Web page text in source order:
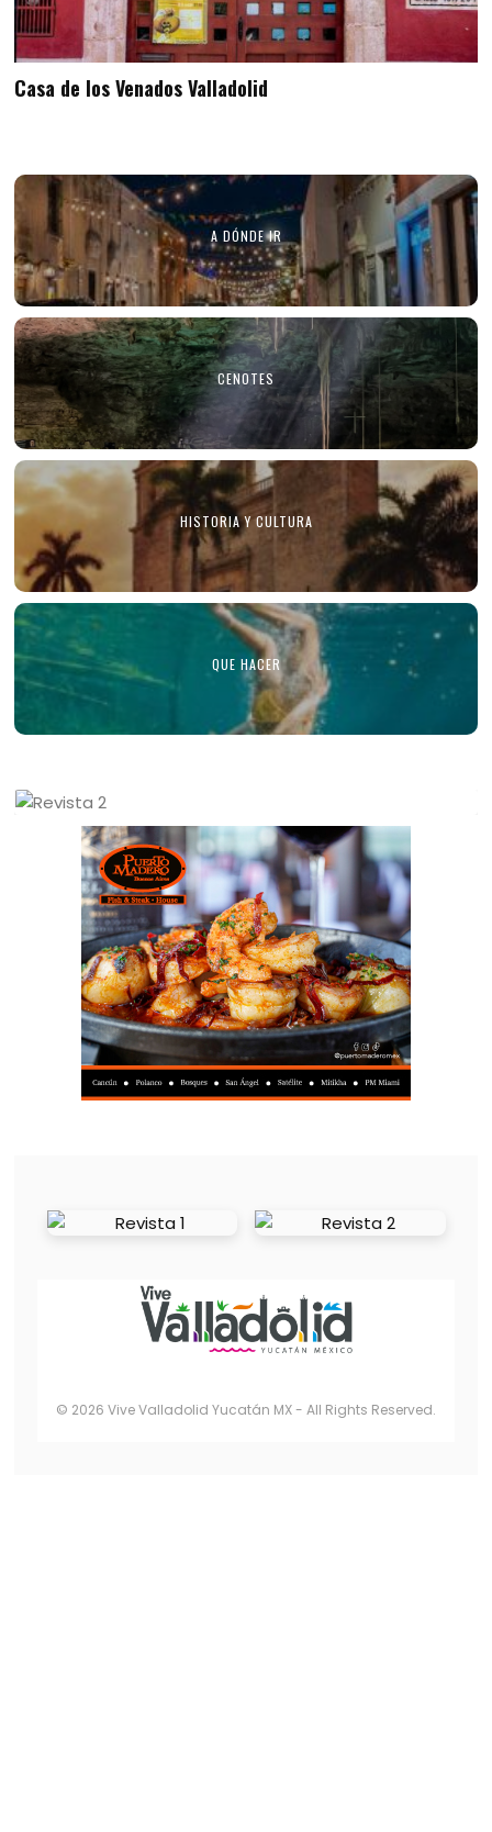
Casa de los Venados Valladolid
A DÓNDE IR
CENOTES
HISTORIA Y CULTURA
QUE HACER
© 2026 Vive Valladolid Yucatán MX - All Rights Reserved.